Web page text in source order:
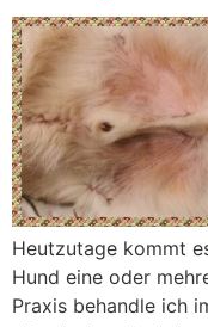
Heutzutage kommt
Hund eine oder
Praxis behandle ich